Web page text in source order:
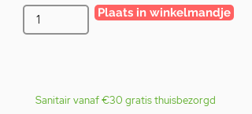
Plaats in winkelmandje
Sanitair vanaf €30 gratis thuisbezorgd